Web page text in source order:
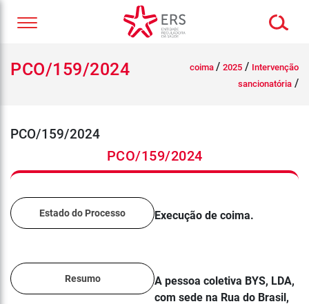
PCO/159/2024 coima / 2025 / Intervenção
sancionatória /
PCO/159/2024
PCO/159/2024
Estado do Processo Execução de coima.
Resumo
A pessoa coletiva BYS, LDA,
com sede na Rua do Brasil,